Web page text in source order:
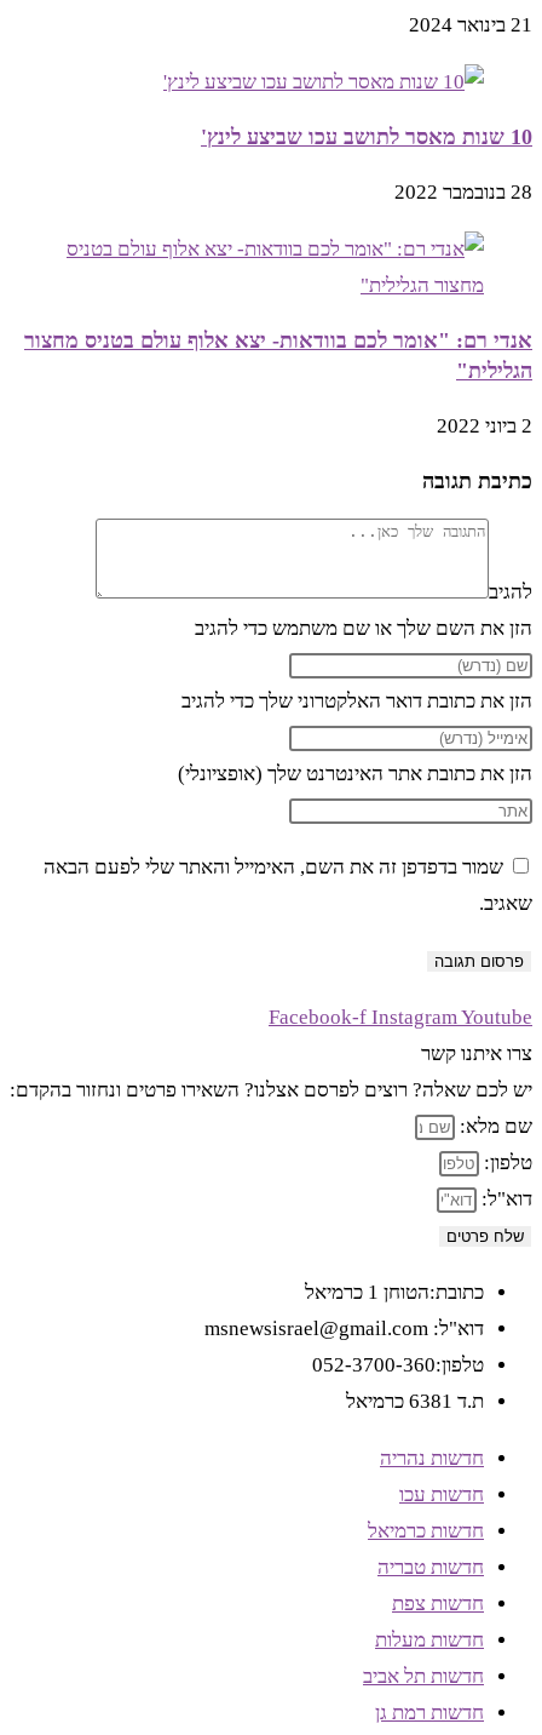
21 בינואר 2024
10 שנות מאסר לתושב עכו שביצע לינץ'
28 בנובמבר 2022
אנדי רם: "אומר לכם בוודאות- יצא אלוף עולם בטניס מחצור
הגלילית"
2 ביוני 2022
כתיבת תגובה
להגיב
הזן את השם שלך או שם משתמש כדי להגיב
הזן את כתובת דואר האלקטרוני שלך כדי להגיב
הזן את כתובת אתר האינטרנט שלך (אופציונלי)
שמור בדפדפן זה את השם, האימייל והאתר שלי לפעם הבאה
שאגיב.
Facebook-f InstagramYoutube
צרו איתנו קשר
יש לכם שאלה? רוצים לפרסם אצלנו? השאירו פרטים ונחזור בהקדם:
שם מלא:
טלפון:
דוא"ל:
שלח פרטים
כתובת:הטוחן 1 כרמיאל
דוא"ל: msnewsisrael@gmail.com
טלפון:052-3700-360
ת.ד 6381 כרמיאל
חדשות נהריה
חדשות עכו
חדשות כרמיאל
חדשות טבריה
חדשות צפת
חדשות מעלות
חדשות תל אביב
חדשות רמת גן